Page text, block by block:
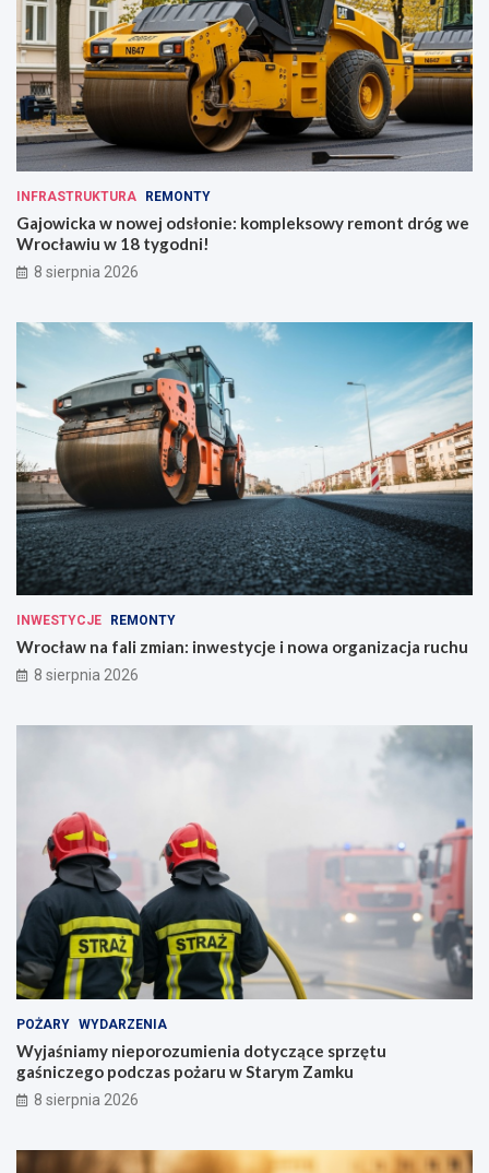
INFRASTRUKTURA REMONTY
Gajowicka w nowej odsłonie: kompleksowy remont dróg we
Wrocławiu w 18 tygodni!
8 sierpnia 2026
INWESTYCJE REMONTY
Wrocław na fali zmian: inwestycje i nowa organizacja ruchu
8 sierpnia 2026
POŻARY WYDARZENIA
Wyjaśniamy nieporozumienia dotyczące sprzętu
gaśniczego podczas pożaru w Starym Zamku
8 sierpnia 2026